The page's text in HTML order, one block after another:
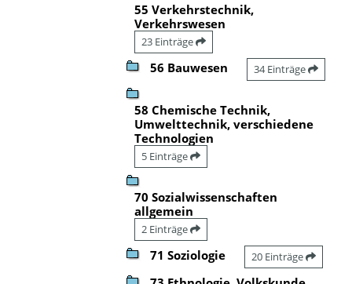
55 Verkehrstechnik,
Verkehrswesen
23 Einträge
56 Bauwesen 34 Einträge
58 Chemische Technik,
Umwelttechnik, verschiedene
Technologien
5 Einträge
70 Sozialwissenschaften
allgemein
2 Einträge
71 Soziologie 20 Einträge